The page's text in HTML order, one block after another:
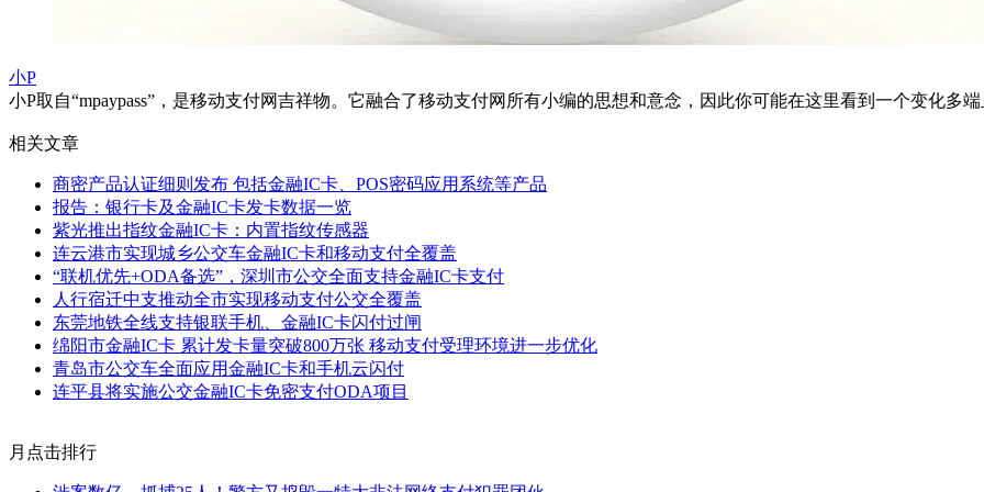
小P
小P取自“mpaypass”，是移动支付网吉祥物。它融合了移动支付网所有小编的思想和意念，因此你可能在这里看到一个变化多端
相关文章
商密产品认证细则发布 包括金融IC卡、POS密码应用系统等产品
报告：银行卡及金融IC卡发卡数据一览
紫光推出指纹金融IC卡：内置指纹传感器
连云港市实现城乡公交车金融IC卡和移动支付全覆盖
“联机优先+ODA备选”，深圳市公交全面支持金融IC卡支付
人行宿迁中支推动全市实现移动支付公交全覆盖
东莞地铁全线支持银联手机、金融IC卡闪付过闸
绵阳市金融IC卡 累计发卡量突破800万张 移动支付受理环境进一步优化
青岛市公交车全面应用金融IC卡和手机云闪付
连平县将实施公交金融IC卡免密支付ODA项目
月点击排行